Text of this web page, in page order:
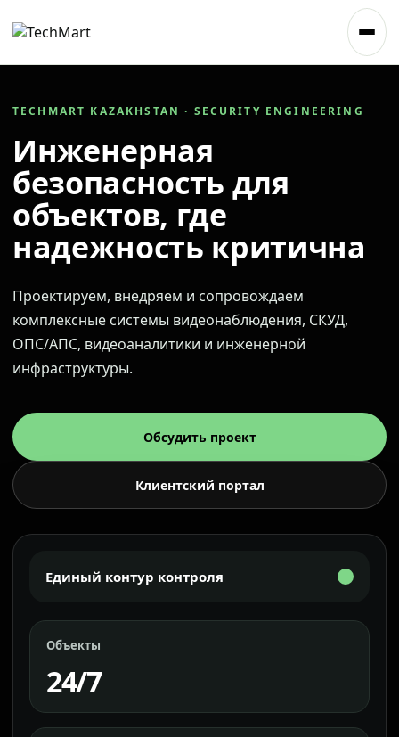
TECHMART KAZAKHSTAN · SECURITY ENGINEERING
Инженерная
безопасность для
объектов, где
надежность критична
Проектируем, внедряем и сопровождаем
комплексные системы видеонаблюдения, СКУД,
ОПС/АПС, видеоаналитики и инженерной
инфраструктуры.
Обсудить проект
Клиентский портал
Единый контур контроля
Объекты
24/7